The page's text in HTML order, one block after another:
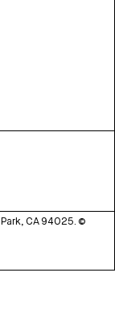
CA 94025. ©